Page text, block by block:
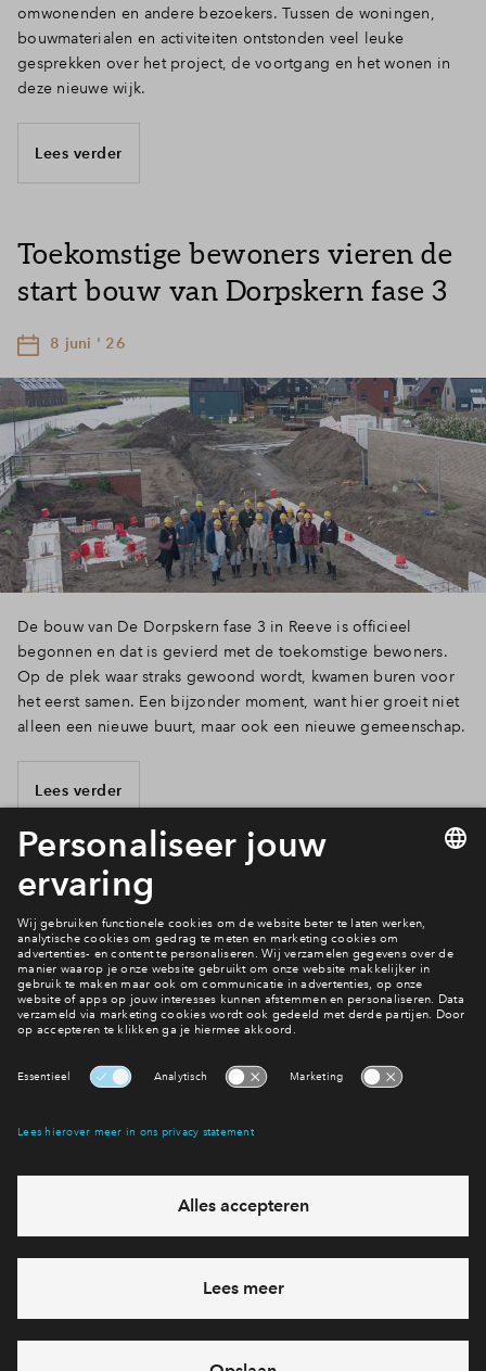
omwonenden en andere bezoekers. Tussen de woningen,
bouwmaterialen en activiteiten ontstonden veel leuke
gesprekken over het project, de voortgang en het wonen in
deze nieuwe wijk.
Lees verder
Toekomstige bewoners vieren de
start bouw van Dorpskern fase 3
8 juni ' 26
De bouw van De Dorpskern fase 3 in Reeve is officieel
begonnen en dat is gevierd met de toekomstige bewoners.
Op de plek waar straks gewoond wordt, kwamen buren voor
het eerst samen. Een bijzonder moment, want hier groeit niet
alleen een nieuwe buurt, maar ook een nieuwe gemeenschap.
Lees verder
Heb je een vraag?
Neem contact op
Heb je een vraag en wil je direct antwoord? Bel ons op088